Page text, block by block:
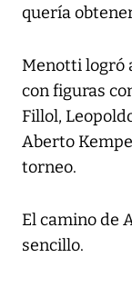
quería
Menotti logró
con figuras
Fillol,
Aberto
torneo.
El camino de
sencillo.